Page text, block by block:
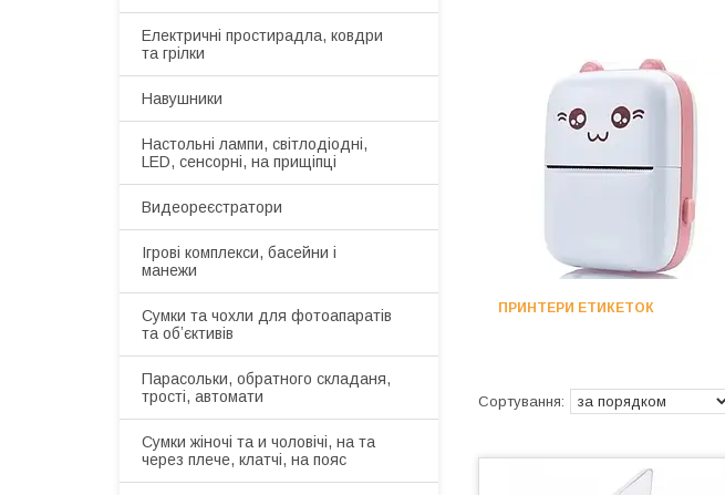
ПРИНТЕРИ ЕТИКЕТОК
Електричні простирадла, ковдри
та грілки
Навушники
Настольні лампи, світлодіодні,
LED, сенсорні, на прищіпці
Видеореєстратори
Ігрові комплекси, басейни і
манежи
Сумки та чохли для фотоапаратів
та обʼєктивів
Парасольки, обратного складаня,
трості, автомати
Сумки жіночі та и чоловічі, на та
через плече, клатчі, на пояс